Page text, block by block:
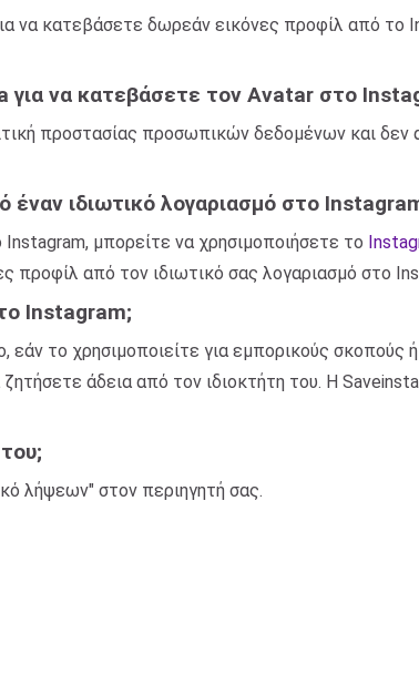
να κατεβάσετε δωρεάν εικόνες προφίλ από το
για να κατεβάσετε τον Avatar στο
προστασίας προσωπικών δεδομένων και
ιδιωτικό λογαριασμό στο
μπορείτε να χρησιμοποιήσετε το
από τον ιδιωτικό σας λογαριασμό στο
Instagram;
το χρησιμοποιείτε για εμπορικούς σκοπούς
άδεια από τον ιδιοκτήτη του. Η
λήψεων" στον περιηγητή σας.